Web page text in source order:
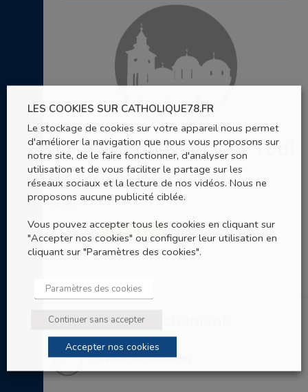
Diocèse de Nancy et Toul
6, rue Girardet
BP 40260
Nancy
03 83 17 26 26
Entités de rattachement
Province de Besançon
LES COOKIES SUR CATHOLIQUE78.FR
Le stockage de cookies sur votre appareil nous permet
d'améliorer la navigation que nous vous proposons sur
notre site, de le faire fonctionner, d'analyser son
utilisation et de vous faciliter le partage sur les
réseaux sociaux et la lecture de nos vidéos. Nous ne
proposons aucune publicité ciblée.
Vous pouvez accepter tous les cookies en cliquant sur
"Accepter nos cookies" ou configurer leur utilisation en
cliquant sur "Paramètres des cookies".
Paramètres des cookies
Continuer sans accepter
Accepter nos cookies